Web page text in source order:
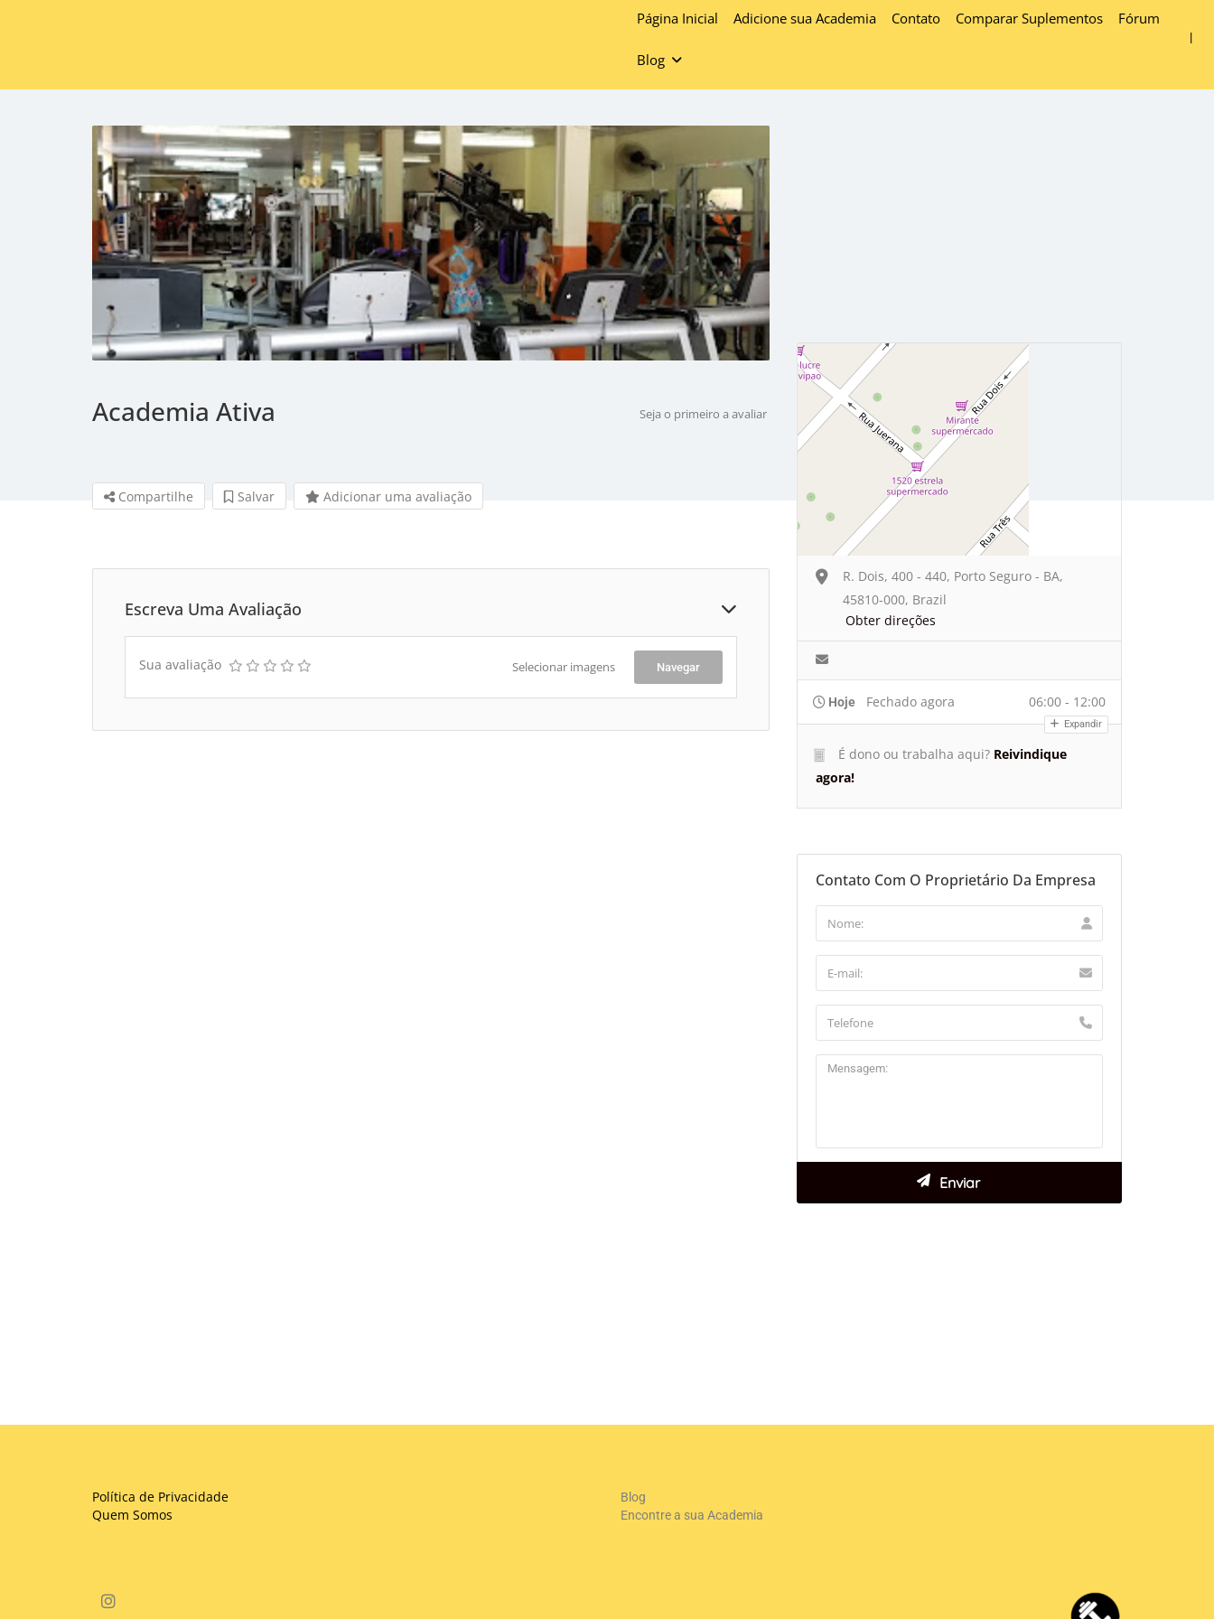
Página Inicial Adicione sua Academia Contato Comparar Suplementos Fórum
Blog
Academia Ativa Seja o primeiro a avaliar
Compartilhe Salvar Adicionar uma avaliação
Escreva Uma Avaliação
Sua avaliação Selecionar imagens Navegar
R. Dois, 400 - 440, Porto Seguro - BA,
45810-000, Brazil
Obter direções
Hoje Fechado agora 06:00 - 12:00
Expandir
É dono ou trabalha aqui? Reivindique
agora!
Contato Com O Proprietário Da Empresa
Política de Privacidade
Quem Somos
Blog
Encontre a sua Academia